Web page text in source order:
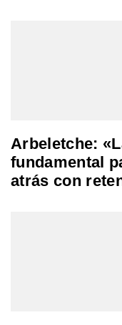
Arbeletche:
fundamental
atrás con